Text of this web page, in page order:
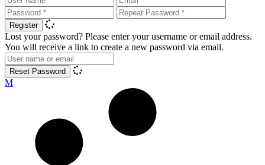
Register
Lost your password? Please enter your username or email address.
You will receive a link to create a new password via email.
Reset Password